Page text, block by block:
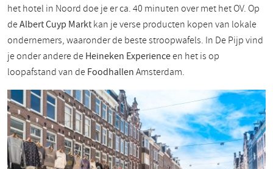
het hotel in Noord doe je er ca. 40 minuten over met het OV. Op
deAlbert Cuyp Marktkan je verse producten kopen van lokale
ondernemers, waaronder de beste stroopwafels. In De Pijp vind
je onder andere deHeineken Experienceen het is op
loopafstand van deFoodhallenAmsterdam.